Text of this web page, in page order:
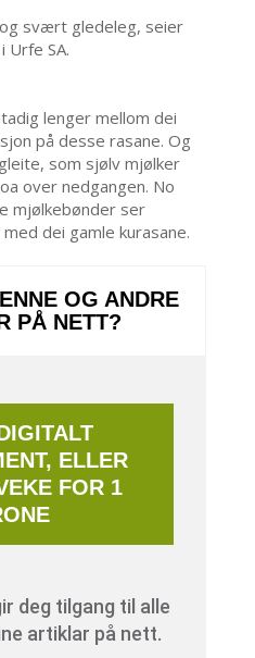
svært gledeleg, seier
Urfe SA.
lenger mellom dei
på desse rasane. Og
som sjølv mjølker
over nedgangen. No
mjølkebønder ser
dei gamle kurasane.
OG ANDRE
PÅ NETT?
ELLER
FOR 1
deg tilgang til alle
artiklar på nett.